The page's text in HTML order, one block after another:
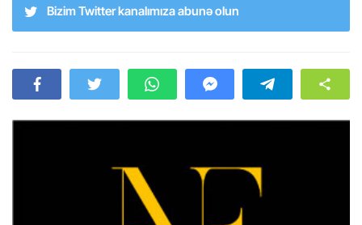
Bizim Twitter kanalımıza abunə olun